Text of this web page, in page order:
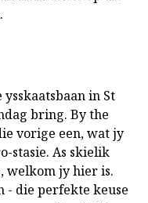
in St
bring. By the
vorige een, wat jy
stasie. As skielik
welkom jy hier is.
- die perfekte keuse